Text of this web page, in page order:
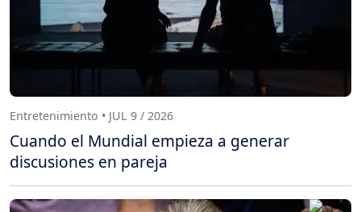
Entretenimiento • JUL 9 / 2026
Cuando el Mundial empieza a generar
discusiones en pareja